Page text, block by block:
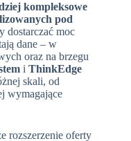
kompleksowe
pod
dostarczać moc
dane – w
oraz na brzegu
i ThinkEdge
skali, od
wymagające
rozszerzenie oferty